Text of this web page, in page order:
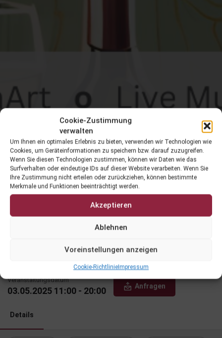
Cookie-Zustimmung
verwalten
Um Ihnen ein optimales Erlebnis zu bieten, verwenden wir Technologien wie
Cookies, um Geräteinformationen zu speichern bzw. darauf zuzugreifen.
Wenn Sie diesen Technologien zustimmen, können wir Daten wie das
Surfverhalten oder eindeutige IDs auf dieser Website verarbeiten. Wenn Sie
Ihre Zustimmung nicht erteilen oder zurückziehen, können bestimmte
Merkmale und Funktionen beeinträchtigt werden.
Akzeptieren
Ablehnen
Voreinstellungen anzeigen
Cookie-RichtlinieImpressum
lenzbauer.wine -
Weingarten Wolfsberg
Veranstaltungsdatum
03.05.2025 11:00 - 20:00 Anfragen
Details